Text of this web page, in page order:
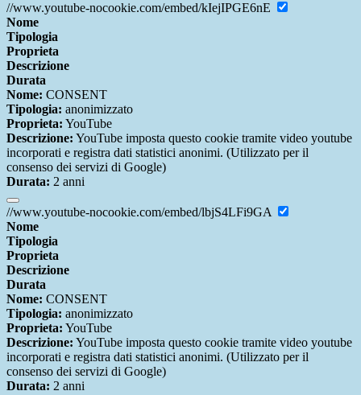
//www.youtube-nocookie.com/embed/kIejIPGE6nE
Nome
Tipologia
Proprieta
Descrizione
Durata
Nome: CONSENT
Tipologia: anonimizzato
Proprieta: YouTube
Descrizione: YouTube imposta questo cookie tramite video youtube
incorporati e registra dati statistici anonimi. (Utilizzato per il
consenso dei servizi di Google)
Durata: 2 anni
//www.youtube-nocookie.com/embed/lbjS4LFi9GA
Nome
Tipologia
Proprieta
Descrizione
Durata
Nome: CONSENT
Tipologia: anonimizzato
Proprieta: YouTube
Descrizione: YouTube imposta questo cookie tramite video youtube
incorporati e registra dati statistici anonimi. (Utilizzato per il
consenso dei servizi di Google)
Durata: 2 anni